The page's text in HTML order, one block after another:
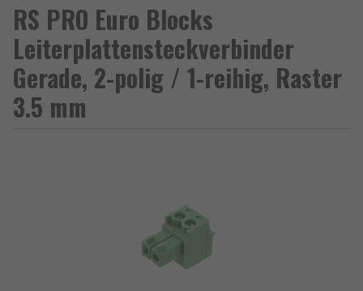
RS PRO Euro Blocks
Leiterplattensteckverbinder
Gerade, 2-polig / 1-reihig, Raster
3.5 mm